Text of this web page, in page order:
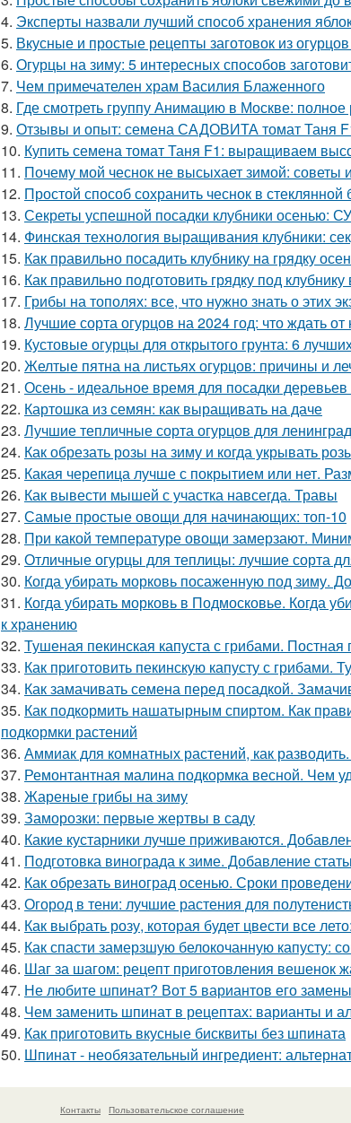
4. Эксперты назвали лучший способ хранения
5. Вкусные и простые рецепты заготовок из
6. Огурцы на зиму: 5 интересных способов
7. Чем примечателен храм Василия Блаженного
8. Где смотреть группу Анимацию в Москве: полное
9. Отзывы и опыт: семена САДОВИТА томат Таня
10. Купить семена томат Таня F1: выращиваем
11. Почему мой чеснок не высыхает зимой: советы
12. Простой способ сохранить чеснок в
13. Секреты успешной посадки клубники осенью:
14. Финская технология выращивания клубники:
15. Как правильно посадить клубнику на грядку
16. Как правильно подготовить грядку под клубнику
17. Грибы на тополях: все, что нужно знать о этих
18. Лучшие сорта огурцов на 2024 год: что ждать от
19. Кустовые огурцы для открытого грунта: 6
20. Желтые пятна на листьях огурцов: причины и
21. Осень - идеальное время для посадки
22. Картошка из семян: как выращивать на даче
23. Лучшие тепличные сорта огурцов для
24. Как обрезать розы на зиму и когда укрывать
25. Какая черепица лучше с покрытием или нет.
26. Как вывести мышей с участка навсегда. Травы
27. Самые простые овощи для начинающих: топ-10
28. При какой температуре овощи замерзают.
29. Отличные огурцы для теплицы: лучшие сорта
30. Когда убирать морковь посаженную под зиму.
31. Когда убирать морковь в Подмосковье. Когда
к хранению
32. Тушеная пекинская капуста с грибами.
33. Как приготовить пекинскую капусту с грибами.
34. Как замачивать семена перед посадкой.
35. Как подкормить нашатырным спиртом. Как
подкормки растений
36. Аммиак для комнатных растений, как
37. Ремонтантная малина подкормка весной. Чем
38. Жареные грибы на зиму
39. Заморозки: первые жертвы в саду
40. Какие кустарники лучше приживаются.
41. Подготовка винограда к зиме. Добавление
42. Как обрезать виноград осенью. Сроки
43. Огород в тени: лучшие растения для
44. Как выбрать розу, которая будет цвести все
45. Как спасти замерзшую белокочанную капусту:
46. Шаг за шагом: рецепт приготовления вешенок
47. Не любите шпинат? Вот 5 вариантов его
48. Чем заменить шпинат в рецептах: варианты и
49. Как приготовить вкусные бисквиты без шпината
50. Шпинат - необязательный ингредиент:
Контакты Пользовательское соглашение